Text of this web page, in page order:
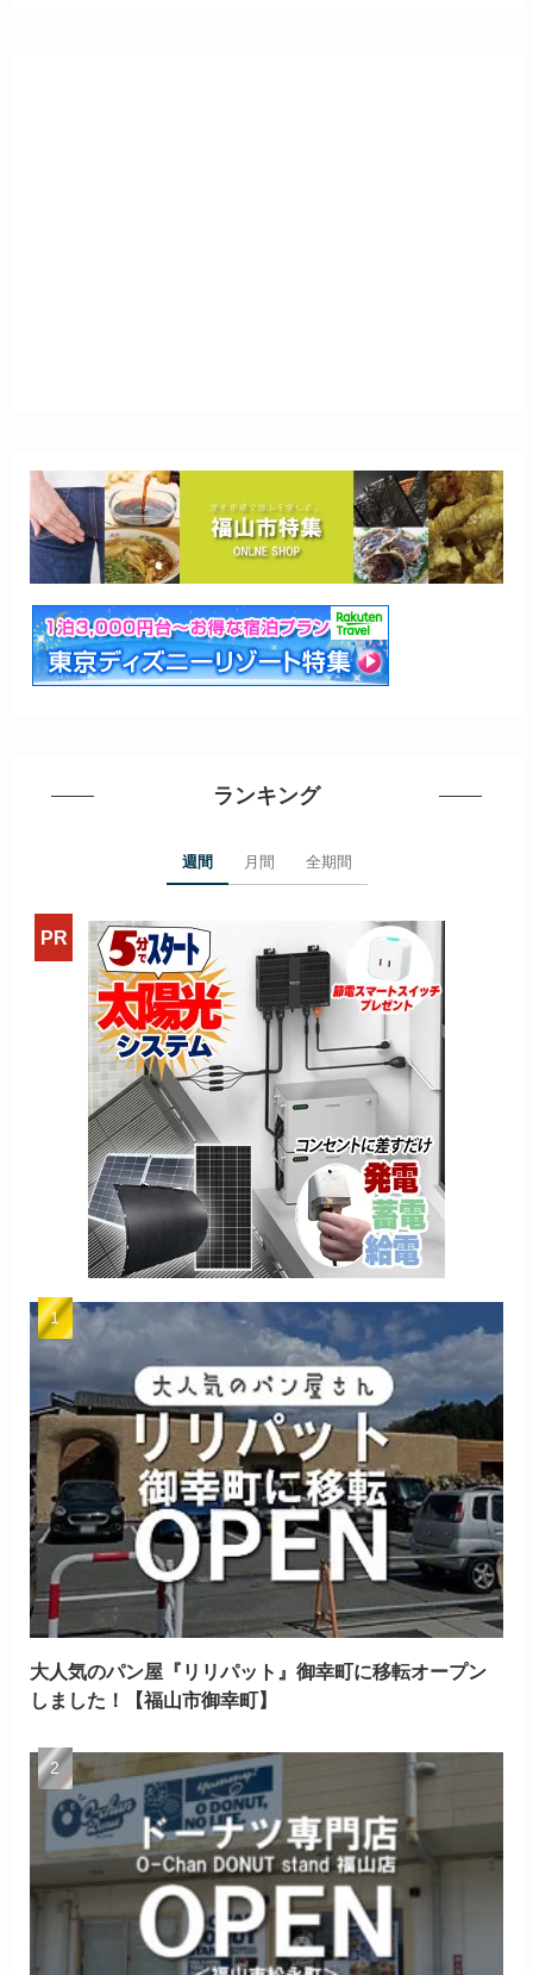
ランキング
週間 月間 全期間
大人気のパン屋『リリパット』御幸町に移転オープン
しました！【福山市御幸町】